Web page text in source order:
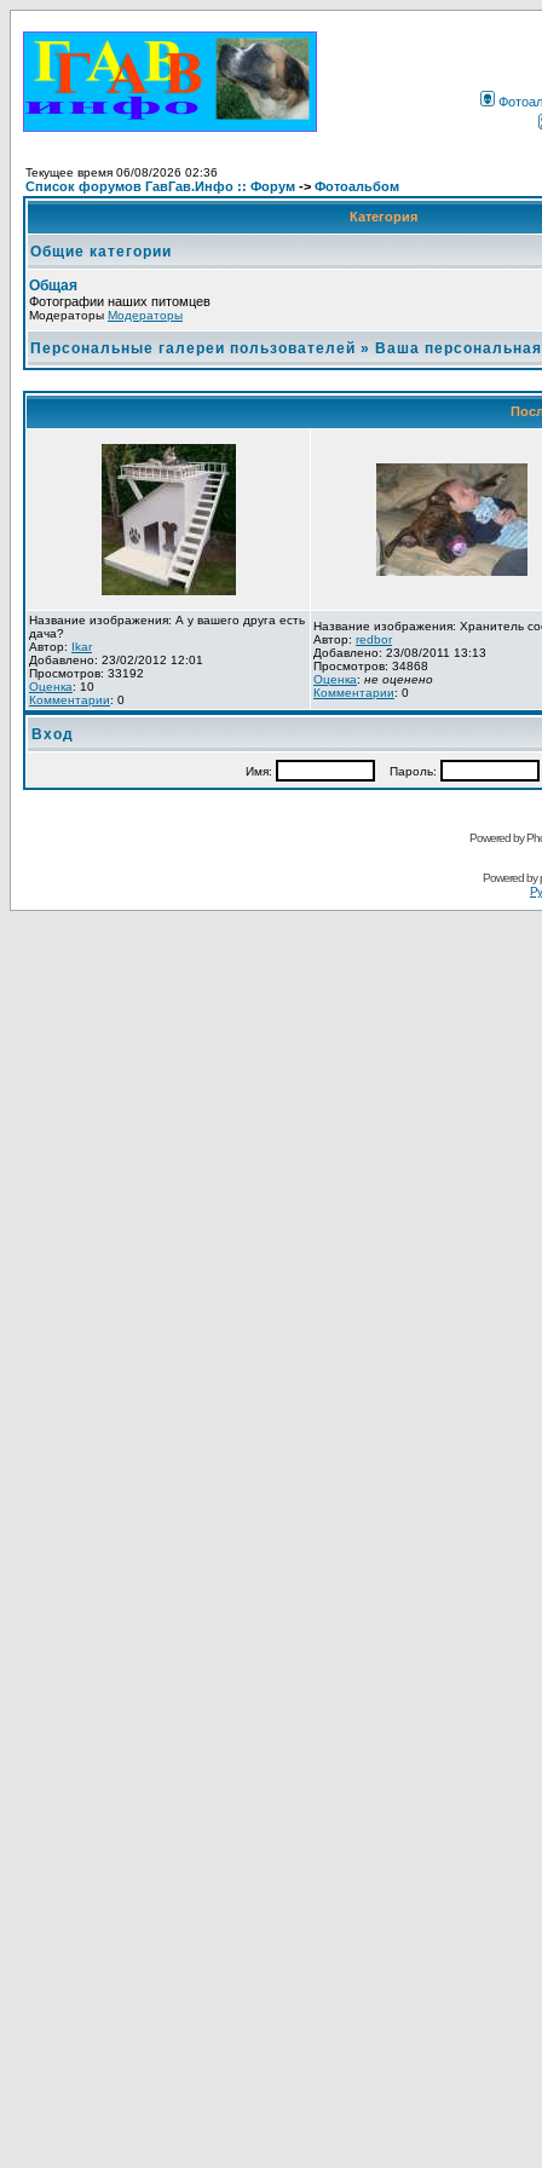
Текущее время 06/08/2026 02:36
Список форумов ГавГав.Инфо :: Форум -> Фотоальбом
Категория
Общие категории
Общая
Фотографии наших питомцев
Модераторы Модераторы
Персональные галереи пользователей » Ваша
Название изображения: А у вашего друга есть
дача?
Автор: Ikar
Добавлено: 23/02/2012 12:01
Просмотров: 33192
Оценка: 10
Комментарии: 0
Название изображения: Хранитель
Автор: redbor
Добавлено: 23/08/2011 13:13
Просмотров: 34868
Оценка: не оценено
Комментарии: 0
Вход
Имя: Пароль:
Powered by
Powered by